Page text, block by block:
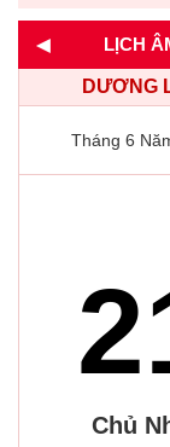
◄ LỊCH
DƯƠNG
Tháng 6
Chủ